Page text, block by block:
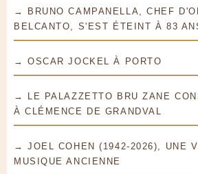
→ BRUNO CAMPANELLA, CHEF
BELCANTO, S'EST ÉTEINT À 83
→ OSCAR JOCKEL À PORTO
→ LE PALAZZETTO BRU ZANE
À CLÉMENCE DE GRANDVAL
→ JOEL COHEN (1942-2026), UNE
MUSIQUE ANCIENNE